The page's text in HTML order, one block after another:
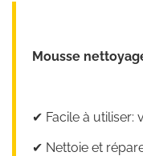
Mousse
✔︎ Facile à utiliser:
✔︎ Nettoie et